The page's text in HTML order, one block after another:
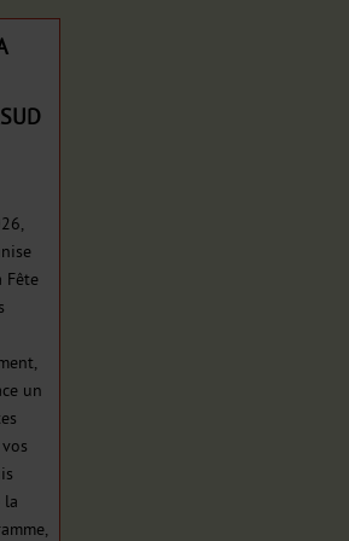
Fête
un
la
L’arrêt Barachois ne sera pas...
: SECTEUR LE PORT
DE LA VILLE
- jusqu'au 15/08/2026
LGO ET 21 Du lundi 03 au
inclus : Circulation interdite sur
de Paris, dans les 2 sens. Lignes
: SECTEUR SAINT PAUL
LA CORNICHE 2026